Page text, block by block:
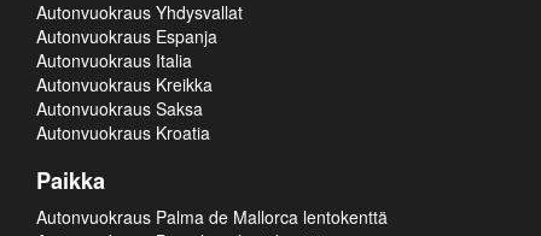
Autonvuokraus Yhdysvallat
Autonvuokraus Espanja
Autonvuokraus Italia
Autonvuokraus Kreikka
Autonvuokraus Saksa
Autonvuokraus Kroatia
Paikka
Autonvuokraus Palma de Mallorca lentokenttä